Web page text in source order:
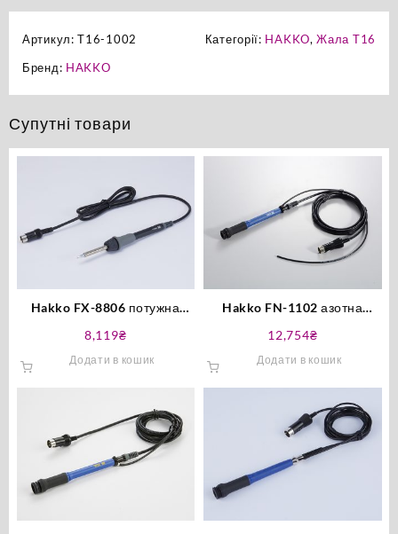
Артикул:T16-1002 Категорії: HAKKO,Жала T16
Бренд: HAKKO
Супутні товари
Hakko FX-8806 потужна
оригінал
8,119₴
Додати в кошик
Hakko FN-1102 азотна
12,754₴
Додати в кошик